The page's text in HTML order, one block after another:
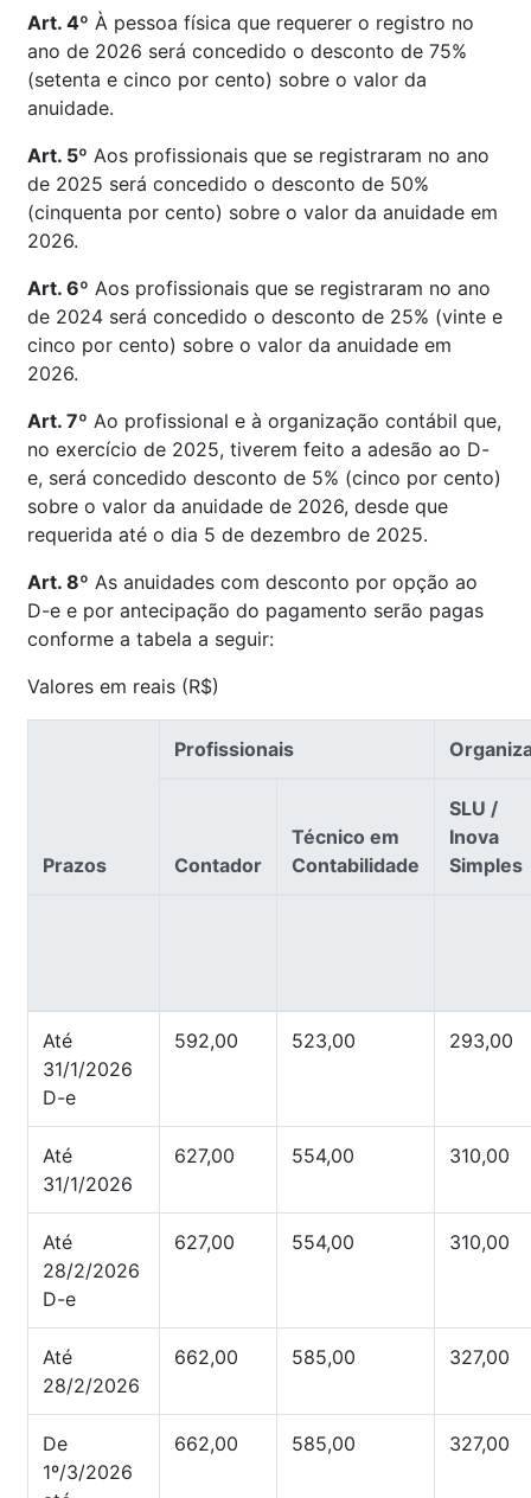
Art. 4º À pessoa física que requerer o registro no
ano de 2026 será concedido o desconto de 75%
(setenta e cinco por cento) sobre o valor da
anuidade.
Art. 5º Aos profissionais que se registraram no ano
de 2025 será concedido o desconto de 50%
(cinquenta por cento) sobre o valor da anuidade em
2026.
Art. 6º Aos profissionais que se registraram no ano
de 2024 será concedido o desconto de 25% (vinte e
cinco por cento) sobre o valor da anuidade em
2026.
Art. 7º Ao profissional e à organização contábil que,
no exercício de 2025, tiverem feito a adesão ao D-
e, será concedido desconto de 5% (cinco por cento)
sobre o valor da anuidade de 2026, desde que
requerida até o dia 5 de dezembro de 2025.
Art. 8º As anuidades com desconto por opção ao
D-e e por antecipação do pagamento serão pagas
conforme a tabela a seguir:
Valores em reais (R$)
Prazos
Profissionais
Contador
Técnico em
Contabilidade
SLU /
Inova
Simples
Até
31/1/2026
D-e
592,00 523,00 293,00
Até
31/1/2026
627,00 554,00 310,00
Até
28/2/2026
D-e
627,00 554,00 310,00
Até
28/2/2026
662,00 585,00 327,00
De
1º/3/2026
662,00 585,00 327,00